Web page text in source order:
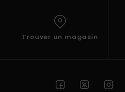
Trouver un magasin